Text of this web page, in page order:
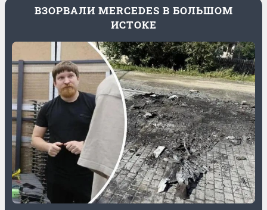
ВЗОРВАЛИ MERCEDES В БОЛЬШОМ
ИСТОКЕ